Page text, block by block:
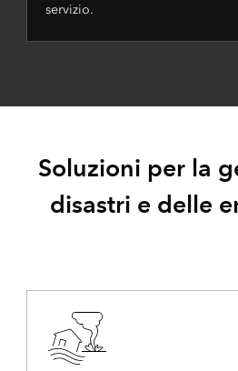
servizio.
Soluzioni per la
disastri e delle